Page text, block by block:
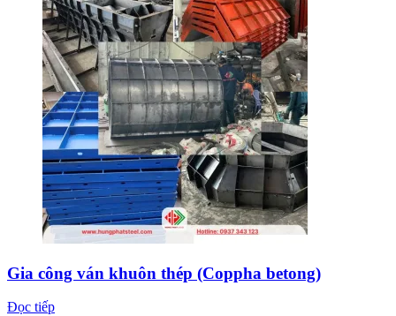
Gia công ván khuôn thép (Coppha betong)
Đọc tiếp